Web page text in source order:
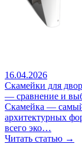
16.04.2026
Скамейки для
— сравнение и
Скамейка —
архитектурных
всего эко…
Читать статью →